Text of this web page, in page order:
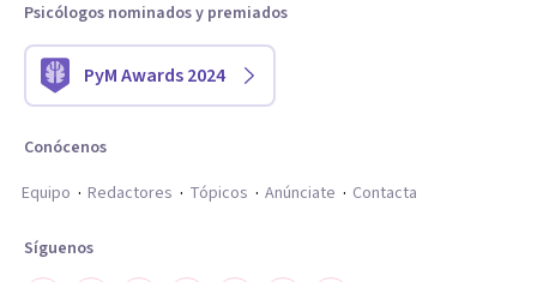
Psicólogos nominados y premiados
PyM Awards 2024
Conócenos
Equipo
Redactores Tópicos Anúnciate Contacta
Síguenos